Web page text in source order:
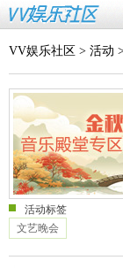
VV娱乐社区 > 活动
活动标签
文艺晚会